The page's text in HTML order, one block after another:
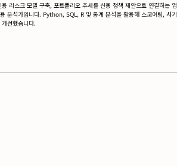
리스크 모델 구축, 포트폴리오 추세를 신용 정책 제안으로 연결하는 업
분석가입니다. Python, SQL, R 및 통계 분석을 활용해 스코어링, 사기
선했습니다.